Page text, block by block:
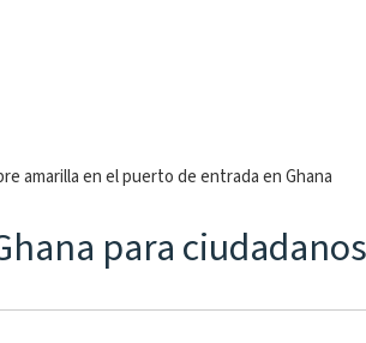
amarilla en el puerto de entrada en Ghana
para